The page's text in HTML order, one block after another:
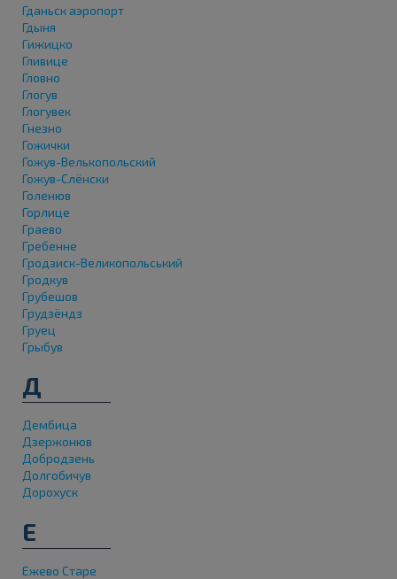
Гданьск аэропорт
Гдыня
Гижицко
Гливице
Гловно
Глогув
Глогувек
Гнезно
Гожички
Гожув-Велькопольский
Гожув-Слёнски
Голенюв
Горлице
Граево
Гребенне
Гродзиск-Великопольський
Гродкув
Грубешов
Грудзёндз
Груец
Грыбув
Д
Дембица
Дзержонюв
Добродзень
Долгобичув
Дорохуск
Е
Ежево Старе